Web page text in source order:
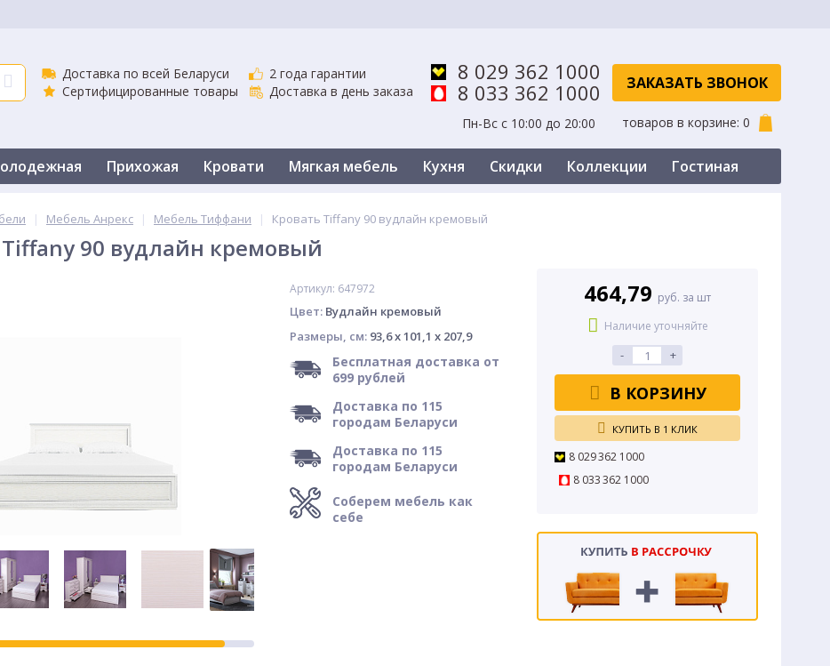
Доставка по всей Беларуси
Сертифицированные товары
2 года гарантии
Доставка в день заказа
8 029 362 1000
8 033 362 1000
Пн-Вс с 10:00 до 20:00
ЗАКАЗАТЬ ЗВОНОК
товаров в корзине: 0
Прихожая Кровати Мягкая мебель Кухня Скидки Коллекции
Гостиная
| Мебель Анрекс | Мебель Тиффани | Кровать Tiffany 90 вудлайн кремовый
Tiffany 90 вудлайн кремовый
464,79 руб. за шт
Наличие уточняйте
- +
В КОРЗИНУ
КУПИТЬ В 1 КЛИК
8 029 362 1000
8 033 362 1000
Артикул: 647972
Цвет: Вудлайн кремовый
Размеры, см: 93,6 x 101,1 x 207,9
Бесплатная доставка от
699 рублей
Доставка по 115
городам Беларуси
Доставка по 115
городам Беларуси
Соберем мебель как
себе